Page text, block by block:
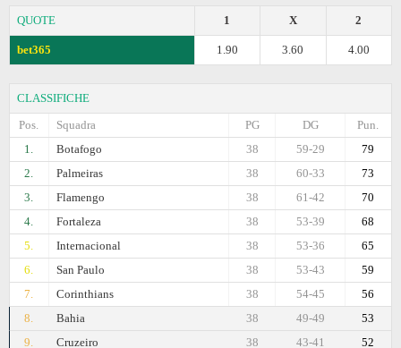
QUOTE 2
X
1
bet365 4.00
3.60
1.90
CLASSIFICHE
Pos.
Squadra Pun.
DG
PG
1.
Botafogo 79
59-29
38
2.
Palmeiras 73
60-33
38
3.
Flamengo 70
61-42
38
4.
Fortaleza 68
53-39
38
5.
Internacional 65
53-36
38
6.
San Paulo 59
53-43
38
7.
Corinthians 56
54-45
38
8.
Bahia 53
49-49
38
9.
Cruzeiro 52
43-41
38